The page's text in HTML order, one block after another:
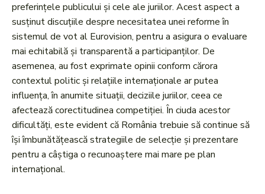
preferințele publicului și cele ale juriilor. Acest aspect a
susținut discuțiile despre necesitatea unei reforme în
sistemul de vot al Eurovision, pentru a asigura o evaluare
mai echitabilă și transparentă a participanților. De
asemenea, au fost exprimate opinii conform cărora
contextul politic și relațiile internaționale ar putea
influența, în anumite situații, deciziile juriilor, ceea ce
afectează corectitudinea competiției. În ciuda acestor
dificultăți, este evident că România trebuie să continue să
își îmbunătățească strategiile de selecție și prezentare
pentru a câștiga o recunoaștere mai mare pe plan
internațional.